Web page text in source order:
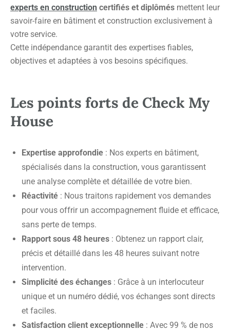
experts en construction certifiés et diplômés mettent leur
savoir-faire en bâtiment et construction exclusivement à
votre service.
Cette indépendance garantit des expertises fiables,
objectives et adaptées à vos besoins spécifiques.
Les points forts de Check My
House
Expertise approfondie : Nos experts en bâtiment,
spécialisés dans la construction, vous garantissent
une analyse complète et détaillée de votre bien.
Réactivité : Nous traitons rapidement vos demandes
pour vous offrir un accompagnement fluide et efficace,
sans perte de temps.
Rapport sous 48 heures : Obtenez un rapport clair,
précis et détaillé dans les 48 heures suivant notre
intervention.
Simplicité des échanges : Grâce à un interlocuteur
unique et un numéro dédié, vos échanges sont directs
et faciles.
Satisfaction client exceptionnelle : Avec 99 % de nos